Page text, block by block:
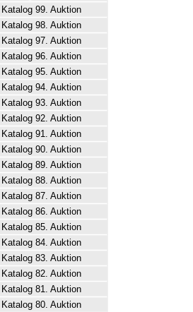
Katalog 99. Auktion
Katalog 98. Auktion
Katalog 97. Auktion
Katalog 96. Auktion
Katalog 95. Auktion
Katalog 94. Auktion
Katalog 93. Auktion
Katalog 92. Auktion
Katalog 91. Auktion
Katalog 90. Auktion
Katalog 89. Auktion
Katalog 88. Auktion
Katalog 87. Auktion
Katalog 86. Auktion
Katalog 85. Auktion
Katalog 84. Auktion
Katalog 83. Auktion
Katalog 82. Auktion
Katalog 81. Auktion
Katalog 80. Auktion